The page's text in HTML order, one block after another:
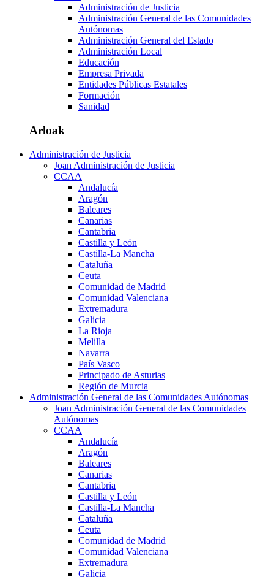
Administración de Justicia
Administración General de las Comunidades
Autónomas
Administración General del Estado
Administración Local
Educación
Empresa Privada
Entidades Públicas Estatales
Formación
Sanidad
Arloak
Administración de Justicia
Joan Administración de Justicia
CCAA
Andalucía
Aragón
Baleares
Canarias
Cantabria
Castilla y León
Castilla-La Mancha
Cataluña
Ceuta
Comunidad de Madrid
Comunidad Valenciana
Extremadura
Galicia
La Rioja
Melilla
Navarra
País Vasco
Principado de Asturias
Región de Murcia
Administración General de las Comunidades Autónomas
Joan Administración General de las Comunidades
Autónomas
CCAA
Andalucía
Aragón
Baleares
Canarias
Cantabria
Castilla y León
Castilla-La Mancha
Cataluña
Ceuta
Comunidad de Madrid
Comunidad Valenciana
Extremadura
Galicia